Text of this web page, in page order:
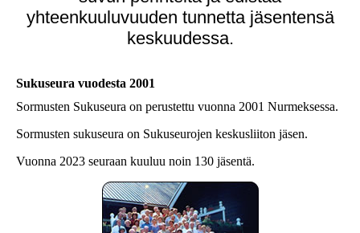
yhteenkuuluvuuden tunnetta jäsentensä
keskuudessa.
Sukuseura vuodesta 2001
Sormusten Sukuseura on perustettu vuonna 2001 Nurmeksessa.
Sormusten sukuseura on Sukuseurojen keskusliiton jäsen.
Vuonna 2023 seuraan kuuluu noin 130 jäsentä.